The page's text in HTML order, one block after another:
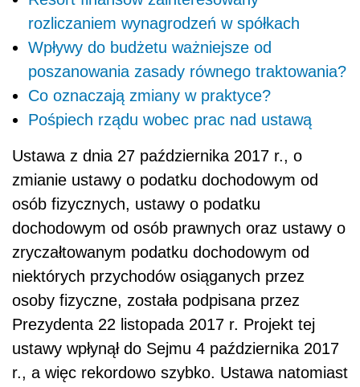
rozliczaniem wynagrodzeń w spółkach
Wpływy do budżetu ważniejsze od
poszanowania zasady równego traktowania?
Co oznaczają zmiany w praktyce?
Pośpiech rządu wobec prac nad ustawą
Ustawa z dnia 27 października 2017 r., o
zmianie ustawy o podatku dochodowym od
osób fizycznych, ustawy o podatku
dochodowym od osób prawnych oraz ustawy o
zryczałtowanym podatku dochodowym od
niektórych przychodów osiąganych przez
osoby fizyczne, została podpisana przez
Prezydenta 22 listopada 2017 r. Projekt tej
ustawy wpłynął do Sejmu 4 października 2017
r., a więc rekordowo szybko. Ustawa natomiast